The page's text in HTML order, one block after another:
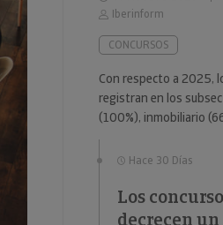
2026
Iberinform
CONCURSOS
Con respecto a 2025,
registran en los
(100%), inmobiliario
consumo duradero
Hace 30 Días
Los
decrecen un